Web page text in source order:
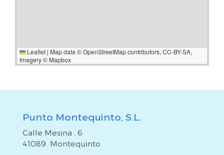
Leaflet | Map data ©OpenStreetMapcontributors, CC-BY-SA,
Imagery © Mapbox
Punto Montequinto, S.L.
Calle Mesina , 6
41089 Montequinto